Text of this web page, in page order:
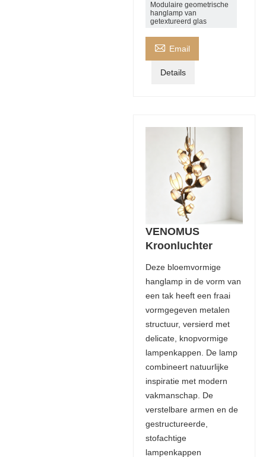
Modulaire geometrische
hanglamp van
getextureerd glas
 Email
Details
VENOMUS
Kroonluchter
Deze bloemvormige
hanglamp in de vorm van
een tak heeft een fraai
vormgegeven metalen
structuur, versierd met
delicate, knopvormige
lampenkappen. De lamp
combineert natuurlijke
inspiratie met modern
vakmanschap. De
verstelbare armen en de
gestructureerde,
stofachtige
lampenkappen